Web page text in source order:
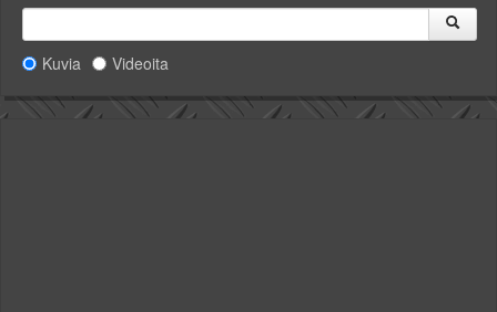
Kuvia Videoita